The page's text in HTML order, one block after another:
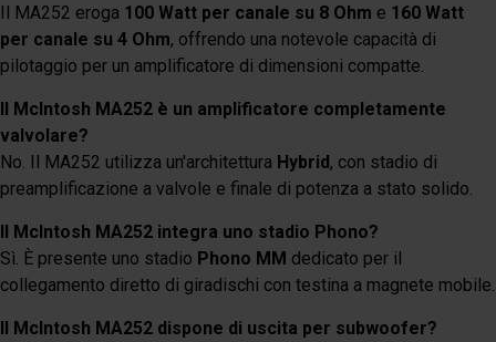
Il MA252 eroga 100 Watt per canale su 8 Ohm e 160 Watt
per canale su 4 Ohm, offrendo una notevole capacità di
pilotaggio per un amplificatore di dimensioni compatte.
Il McIntosh MA252 è un amplificatore completamente
valvolare?
No. Il MA252 utilizza un'architettura Hybrid, con stadio di
preamplificazione a valvole e finale di potenza a stato solido.
Il McIntosh MA252 integra uno stadio Phono?
Sì. È presente uno stadio Phono MM dedicato per il
collegamento diretto di giradischi con testina a magnete mobile.
Il McIntosh MA252 dispone di uscita per subwoofer?